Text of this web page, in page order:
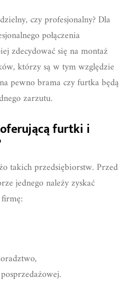
czy profesjonalny? Dla
połączenia
zdecydować się na montaż
którzy są w tym względzie
pewno brama czy furtka będą
zarzutu.
furtki i
takich przedsiębiorstw. Przed
jednego należy zyskać